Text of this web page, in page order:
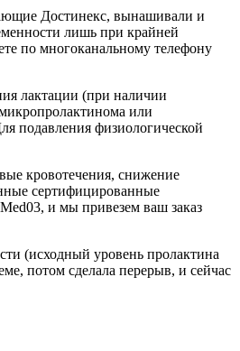
Достинекс, вынашивали и
лишь при крайней
по многоканальному телефону
лактации (при наличии
или
подавления физиологической
кровотечения, снижение
сертифицированные
и мы привезем ваш заказ
(исходный уровень пролактина
потом сделала перерыв, и сейчас